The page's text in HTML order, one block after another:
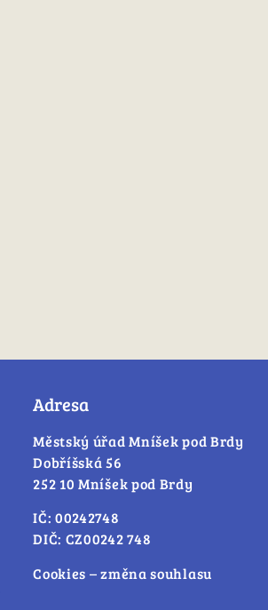
Adresa
Městský úřad Mníšek pod Brdy
Dobříšská 56
252 10 Mníšek pod Brdy
IČ: 00242748
DIČ: CZ00242 748
Cookies – změna souhlasu